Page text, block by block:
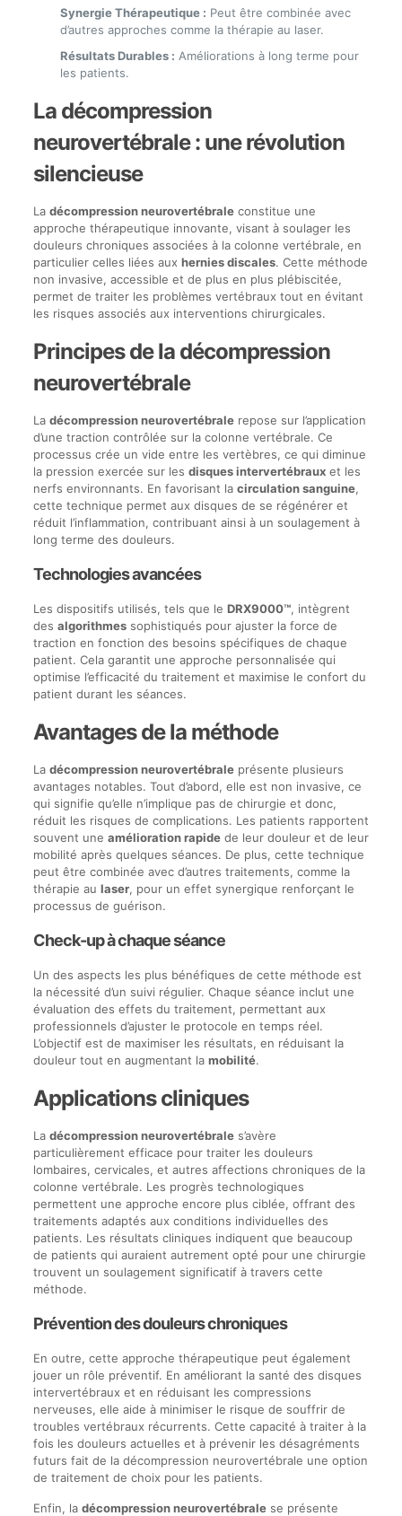
Synergie Thérapeutique : Peut être combinée avec
d’autres approches comme la thérapie au laser.
Résultats Durables : Améliorations à long terme pour
les patients.
La décompression
neurovertébrale : une révolution
silencieuse
La décompression neurovertébraleconstitue une
approche thérapeutique innovante, visant à soulager les
douleurs chroniques associées à la colonne vertébrale, en
particulier celles liées aux hernies discales. Cette méthode
non invasive, accessible et de plus en plus plébiscitée,
permet de traiter les problèmes vertébraux tout en évitant
les risques associés aux interventions chirurgicales.
Principes de la décompression
neurovertébrale
La décompression neurovertébralerepose sur l’application
d’une traction contrôlée sur la colonne vertébrale. Ce
processus crée un vide entre les vertèbres, ce qui diminue
la pression exercée sur les disques intervertébrauxet les
nerfs environnants. En favorisant la circulation sanguine,
cette technique permet aux disques de se régénérer et
réduit l’inflammation, contribuant ainsi à un soulagement à
long terme des douleurs.
Technologies avancées
Les dispositifs utilisés, tels que le DRX9000™, intègrent
des algorithmessophistiqués pour ajuster la force de
traction en fonction des besoins spécifiques de chaque
patient. Cela garantit une approche personnalisée qui
optimise l’efficacité du traitement et maximise le confort du
patient durant les séances.
Avantages de la méthode
La décompression neurovertébraleprésente plusieurs
avantages notables. Tout d’abord, elle est non invasive, ce
qui signifie qu’elle n’implique pas de chirurgie et donc,
réduit les risques de complications. Les patients rapportent
souvent une amélioration rapidede leur douleur et de leur
mobilité après quelques séances. De plus, cette technique
peut être combinée avec d’autres traitements, comme la
thérapie au laser, pour un effet synergique renforçant le
processus de guérison.
Check-up à chaque séance
Un des aspects les plus bénéfiques de cette méthode est
la nécessité d’un suivi régulier. Chaque séance inclut une
évaluation des effets du traitement, permettant aux
professionnels d’ajuster le protocole en temps réel.
L’objectif est de maximiser les résultats, en réduisant la
douleur tout en augmentant la mobilité.
Applications cliniques
La décompression neurovertébrales’avère
particulièrement efficace pour traiter les douleurs
lombaires, cervicales, et autres affections chroniques de la
colonne vertébrale. Les progrès technologiques
permettent une approche encore plus ciblée, offrant des
traitements adaptés aux conditions individuelles des
patients. Les résultats cliniques indiquent que beaucoup
de patients qui auraient autrement opté pour une chirurgie
trouvent un soulagement significatif à travers cette
méthode.
Prévention des douleurs chroniques
En outre, cette approche thérapeutique peut également
jouer un rôle préventif. En améliorant la santé des disques
intervertébraux et en réduisant les compressions
nerveuses, elle aide à minimiser le risque de souffrir de
troubles vertébraux récurrents. Cette capacité à traiter à la
fois les douleurs actuelles et à prévenir les désagréments
futurs fait de la décompression neurovertébrale une option
de traitement de choix pour les patients.
Enfin, la décompression neurovertébralese présente